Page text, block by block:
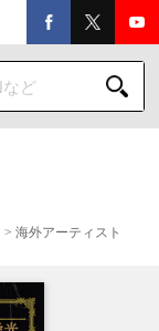
> 海外アーティスト